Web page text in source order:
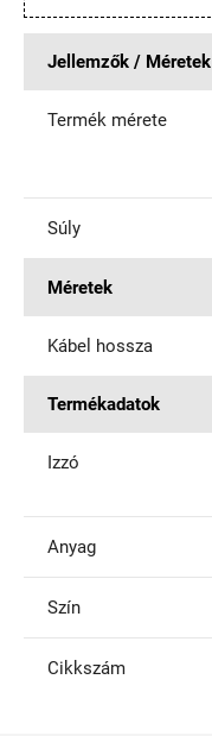
Jellemzők / Méretek
Termék mérete
Súly
Méretek
Kábel hossza
Termékadatok
Izzó
Anyag
Szín
Cikkszám